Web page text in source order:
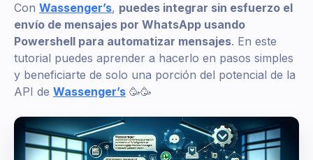
Con Wassenger’s, puedes integrar sin esfuerzo el
envío de mensajes por WhatsApp usando
Powershell para automatizar mensajes. En este
tutorial puedes aprender a hacerlo en pasos simples
y beneficiarte de solo una porción del potencial de la
API de Wassenger’s 🥳🥳